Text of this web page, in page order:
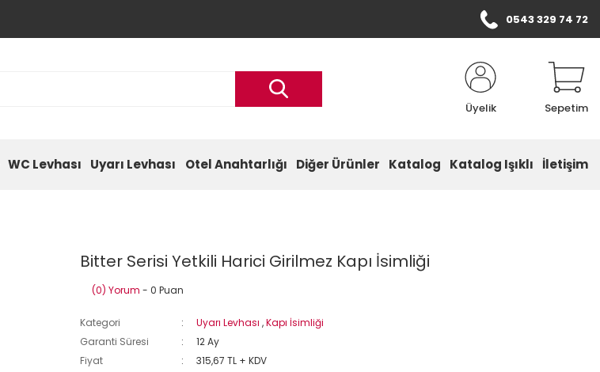
0543 329 74 72
Üyelik Sepetim
WC Levhası Uyarı Levhası Otel Anahtarlığı Diğer Ürünler Katalog Katalog Işıklı İletişim
Bitter Serisi Yetkili Harici Girilmez Kapı İsimliği
(0) Yorum - 0 Puan
Kategori Uyarı Levhası ,Kapı İsimliği
Garanti Süresi
12 Ay
Fiyat
315,67 TL + KDV